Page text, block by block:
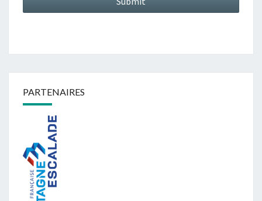
PARTENAIRES